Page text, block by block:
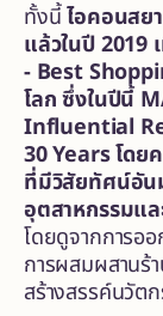
ทั้งนี้ไอคอนสย
แล้วในปี2019
- Best
โลกซึ่งในปีนี้
Influential
30 Years โดย
ที่มีวิสัยทัศน์อัน
อุตสาหกรรมแ
โดยดูจากการอ
การผสมผสานร้
สร้างสรรค์นวัต